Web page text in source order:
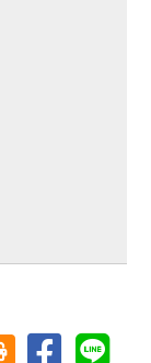
友善列印(另開視窗)
分享至臉書分享